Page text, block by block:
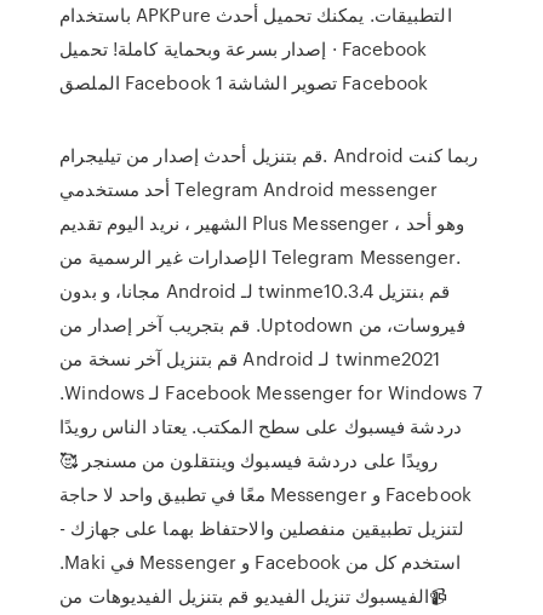
باستخدام APKPure التطبيقات. يمكنك تحميل أحدث
إصدار بسرعة وبحماية كاملة! تحميل · Facebook
الملصق Facebook تصوير الشاشة 1 Facebook
قم بتنزيل أحدث إصدار من تيليجرام. Android ربما كنت
أحد مستخدمي Telegram Android messenger
الشهير ، نريد اليوم تقديم Plus Messenger ، وهو أحد
الإصدارات غير الرسمية من Telegram Messenger.
‫قم بنتزيل twinme10.3.4 لـ Android مجانا، و بدون
فيروسات، من Uptodown. قم بتجريب آخر إصدار من
twinme2021 لـ Android قم بتنزيل آخر نسخة من
Facebook Messenger for Windows 7 لـ Windows.
دردشة فيسبوك على سطح المكتب. يعتاد الناس رويدًا
رويدًا على دردشة فيسبوك وينتقلون من مسنجر 🥰
Facebook و Messenger معًا في تطبيق واحد لا حاجة
لتنزيل تطبيقين منفصلين والاحتفاظ بهما على جهازك -
استخدم كل من Facebook و Messenger في Maki.
📹الفيسبوك تنزيل الفيديو قم بتنزيل الفيديوهات من